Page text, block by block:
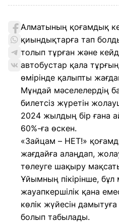
Алматының қоғамдық
қиындықтарға тап
толып тұрған және
автобустар қала
өмірінде қалыпты
Мұндай мәселелердің
билетсіз жүретін
2024 жылдың бір ғана
60%-ға өскен.
«Зайцам – НЕТ!»
жағдайға алаңдап,
төлеуге шақыру
Ұйымның пікірінше,
жауапкершілік қана
көлік жүйесін
болып табылады.